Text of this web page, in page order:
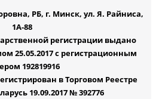
РБ, г. Минск, ул. Я. Райниса,
1А-88
регистрации выдано
25.05.2017 с регистрационным
192819916
в Торговом Реестре
19.09.2017 № 392776